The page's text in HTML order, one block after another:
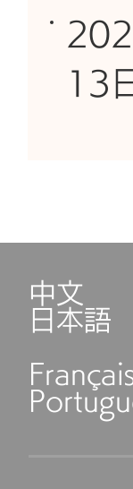
13
中文
日本語